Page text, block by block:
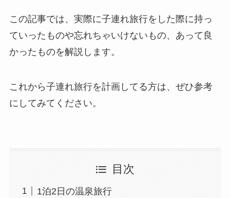
この記事では、実際に子連れ旅行をした際に持っ
ていったものや忘れちゃいけないもの、あって良
かったものを解説します。
これから子連れ旅行を計画してる方は、ぜひ参考
にしてみてください。
目次
1泊2日の温泉旅行